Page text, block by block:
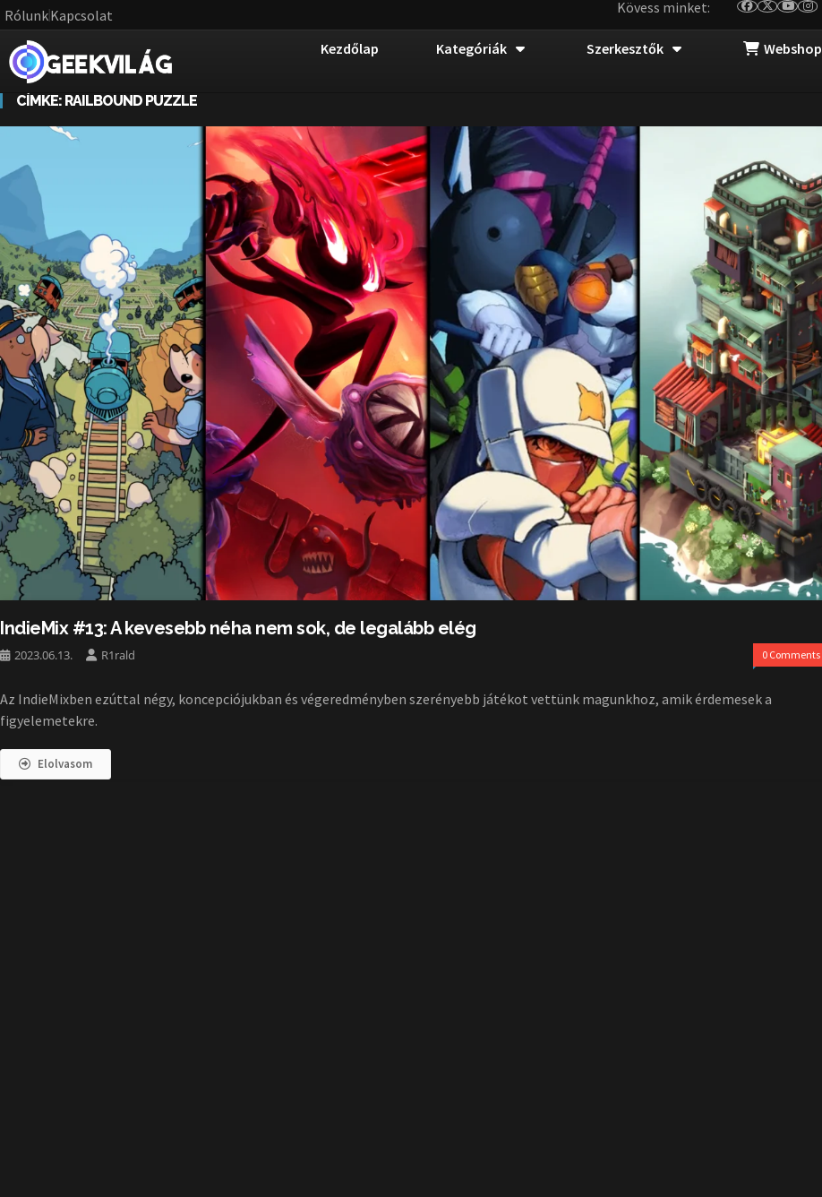
RólunkKapcsolat Kövess minket:
Kezdőlap Kategóriák Szerkesztők Webshop
CÍMKE: RAILBOUND PUZZLE
IndieMix #13: A kevesebb néha nem sok, de legalább elég
2023.06.13. R1rald 0 Comments
Az IndieMixben ezúttal négy, koncepciójukban és végeredményben szerényebb játékot vettünk magunkhoz, amik érdemesek a
figyelemetekre.
Elolvasom